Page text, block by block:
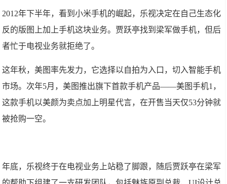
2012年下半年，看到小米手机的崛起，乐视决定在自己生态化
反的版图上加上手机这块业务。贾跃亭找到梁军做手机，但后
者忙于电视业务就拒绝了。
这年秋，美图率先发力，它选择以自拍为入口，切入智能手机
市场。次年5月，美图推出旗下首款手机产品——美图手机1，
这款手机以美颜为卖点加上明星代言，在开售当天仅53分钟就
被抢购一空。
年底，乐视终于在电视业务上站稳了脚跟，随后贾跃亭在梁军